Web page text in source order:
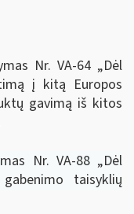
Nr. VA-64 „Dėl
į kitą Europos
gavimą iš kitos
Nr. VA-88 „Dėl
taisyklių